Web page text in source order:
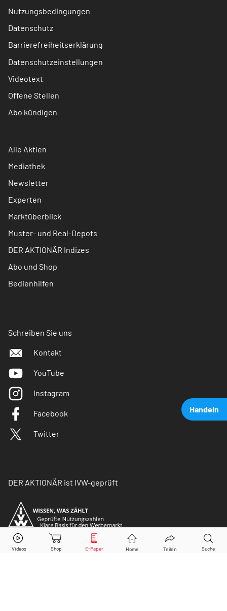
Handeln
Airbus Aktie jetzt handeln?
Nutzungsbedingungen
Datenschutz
Barrierefreiheitserklärung
Datenschutzeinstellungen
Videotext
Offene Stellen
Abo kündigen
Alle Aktien
Mediathek
Newsletter
Experten
Marktüberblick
Muster- und Real-Depots
DER AKTIONÄR Indizes
Abo und Shop
Bedienhilfen
Schreiben Sie uns
Kontakt
YouTube
Instagram
Facebook
Twitter
DER AKTIONÄR ist IVW-geprüft